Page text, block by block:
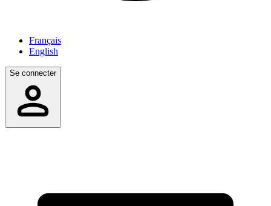
Français
English
Se connecter